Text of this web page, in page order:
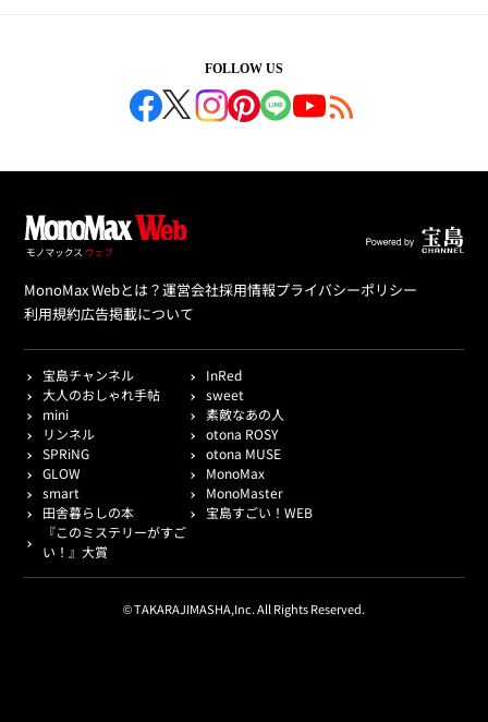
FOLLOW US
MonoMax Webとは？運営会社採用情報プライバシーポリシー
利用規約広告掲載について
宝島チャンネル
InRed
大人のおしゃれ手帖
sweet
mini
素敵なあの人
リンネル
otona ROSY
SPRiNG
otona MUSE
GLOW
MonoMax
smart
MonoMaster
田舎暮らしの本
宝島すごい！WEB
『このミステリーがすご
い！』大賞
© TAKARAJIMASHA,Inc. All Rights Reserved.